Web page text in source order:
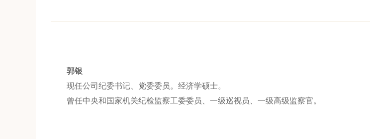
郭银
现任公司纪委书记、党委委员。经济学硕士。
曾任中央和国家机关纪检监察工委委员、一级巡视员、一级高级监察官。